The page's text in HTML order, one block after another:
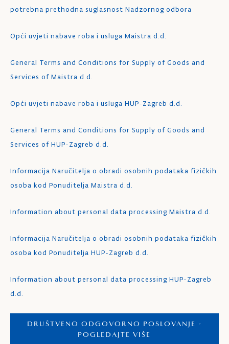
potrebna prethodna suglasnost Nadzornog odbora
Opći uvjeti nabave roba i usluga Maistra d.d.
General Terms and Conditions for Supply of Goods and
Services of Maistra d.d.
Opći uvjeti nabave roba i usluga HUP-Zagreb d.d.
General Terms and Conditions for Supply of Goods and
Services of HUP-Zagreb d.d.
Informacija Naručitelja o obradi osobnih podataka fizičkih
osoba kod Ponuditelja Maistra d.d.
Information about personal data processing Maistra d.d.
Informacija Naručitelja o obradi osobnih podataka fizičkih
osoba kod Ponuditelja HUP-Zagreb d.d.
Information about personal data processing HUP-Zagreb
d.d.
DRUŠTVENO ODGOVORNO POSLOVANJE -
POGLEDAJTE VIŠE